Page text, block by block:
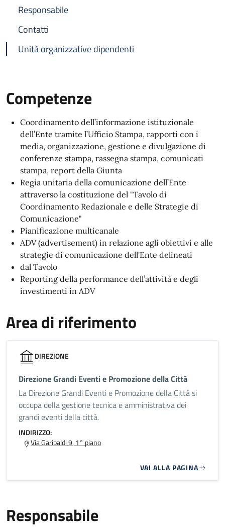
Responsabile
Contatti
Unità organizzative dipendenti
Competenze
Coordinamento dell’informazione istituzionale
dell’Ente tramite l’Ufficio Stampa, rapporti con i
media, organizzazione, gestione e divulgazione di
conferenze stampa, rassegna stampa, comunicati
stampa, report della Giunta
Regia unitaria della comunicazione dell’Ente
attraverso la costituzione del "Tavolo di
Coordinamento Redazionale e delle Strategie di
Comunicazione"
Pianificazione multicanale
ADV (advertisement) in relazione agli obiettivi e alle
strategie di comunicazione dell'Ente delineati
dal Tavolo
Reporting della performance dell’attività e degli
investimenti in ADV
Area di riferimento
DIREZIONE
Direzione Grandi Eventi e Promozione della Città
La Direzione Grandi Eventi e Promozione della Città si
occupa della gestione tecnica e amministrativa dei
grandi eventi della città.
INDIRIZZO:
Via Garibaldi 9, 1° piano
VAI ALLA PAGINA
Responsabile